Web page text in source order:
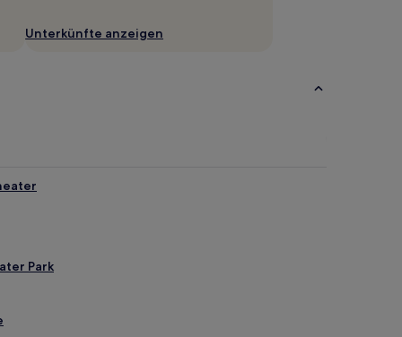
Unterkünfte anzeigen
Park